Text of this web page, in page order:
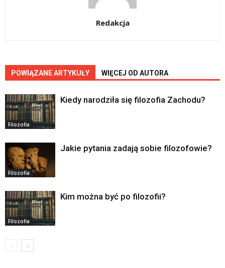
Redakcja
POWIĄZANE ARTYKUŁY WIĘCEJ OD AUTORA
Filozofia
Kiedy narodziła się filozofia Zachodu?
Filozofia
Jakie pytania zadają sobie filozofowie?
Filozofia
Kim można być po filozofii?